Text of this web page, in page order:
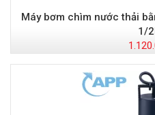
Máy bơm chìm nước thải
1/